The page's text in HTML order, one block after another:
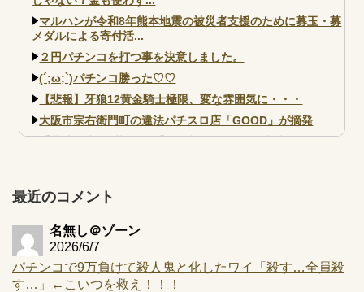
マルハンが令和8年熊本地震の被災者支援のために募玉・募
メダルによる寄付活...
２円パチンコを打つ事を決意しました。
(´;ω;`)パチンコ勝った♡♡
【悲報】牙狼12黄金騎士極限、変な雰囲気に・・・
大阪市宗右衛門町の違法パチスロ店「GOOD」が摘発
プ報告あり！弱予告...
井の軽い絆？
最近のコメント
名無し＠ゾーン
2026/6/7
パチンコで9万負けて殺人鬼と化したワイ「殺す…全員殺
す…」←こいつを救え！！！